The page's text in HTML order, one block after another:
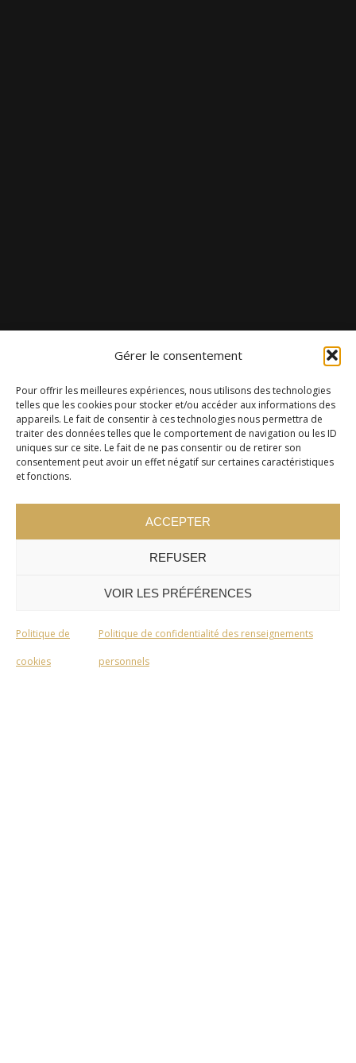
Gérer le consentement
Pour offrir les meilleures expériences, nous utilisons des technologies
telles que les cookies pour stocker et/ou accéder aux informations des
appareils. Le fait de consentir à ces technologies nous permettra de
traiter des données telles que le comportement de navigation ou les ID
uniques sur ce site. Le fait de ne pas consentir ou de retirer son
consentement peut avoir un effet négatif sur certaines caractéristiques
et fonctions.
ACCEPTER
REFUSER
VOIR LES PRÉFÉRENCES
Politique de
cookies
Politique de confidentialité des renseignements
personnels